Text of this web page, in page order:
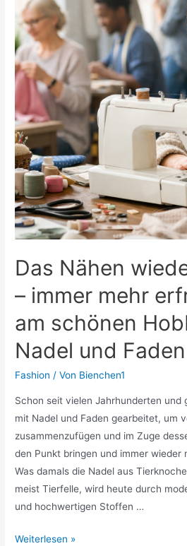
Das Nähen
– immer mehr
am schönen
Nadel und Faden
Fashion / Von Bienchen1
Schon seit vielen Jahrhunderten und
mit Nadel und Faden gearbeitet, um
zusammenzufügen und im Zuge
den Punkt bringen und immer wieder
Was damals die Nadel aus
meist Tierfelle, wird heute durch
und hochwertigen Stoffen …
Das
Weiterlesen »